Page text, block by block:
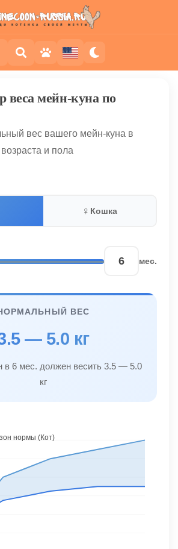
веса мейн-куна по
вес вашего мейн-куна в
и пола
♀ Кошка
мес.
ВЕС
— 5.0 кг
в 6 мес. должен весить 3.5 — 5.0
кг